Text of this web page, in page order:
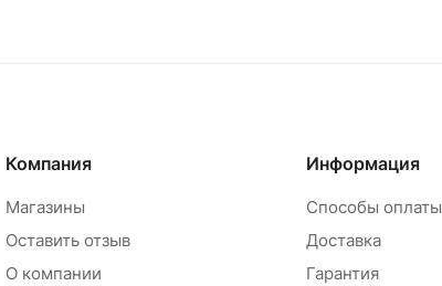
Компания
Магазины
Оставить отзыв
О компании
Информация
Способы оплаты
Доставка
Гарантия